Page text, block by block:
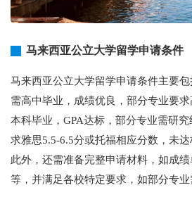
马来西亚公立大学留学申请条件
马来西亚公立大学留学申请条件主要
需高中毕业，成绩优良，部分专业要
本科毕业，GPA达标，部分专业需研
求雅思5.5-6.5分或托福相应分数，未达
此外，还需准备完整申请材料，如成
等，并满足各校特定要求，如部分专业